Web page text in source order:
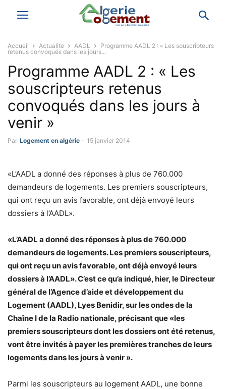
Accueil Actualite AADL
Programme AADL 2 : « Les souscripteurs
retenus convoqués dans les jours...
Programme AADL 2 : « Les
souscripteurs retenus
convoqués dans les jours à
venir »
Par Logement en algérie - 15 janvier 2014
«L’AADL a donné des réponses à plus de 760.000
demandeurs de logements. Les premiers souscripteurs,
qui ont reçu un avis favorable, ont déjà envoyé leurs
dossiers à l’AADL».
«L’AADL a donné des réponses à plus de 760.000
demandeurs de logements. Les premiers souscripteurs,
qui ont reçu un avis favorable, ont déjà envoyé leurs
dossiers à l’AADL». C’est ce qu’a indiqué, hier, le Directeur
général de l’Agence d’aide et développement du
Logement (AADL), Lyes Benidir, sur les ondes de la
Chaîne I de la Radio nationale, précisant que «les
premiers souscripteurs dont les dossiers ont été retenus,
vont être invités à payer les premières tranches de leurs
logements dans les jours à venir ».
Parmi les souscripteurs au logement AADL, une bonne